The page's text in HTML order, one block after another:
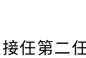
任第二